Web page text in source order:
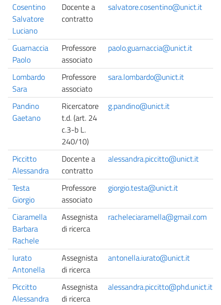
Cosentino
Salvatore
Luciano
Docente a
contratto
salvatore.cosentino@unict.it
Guarnaccia
Paolo
Professore
associato
paolo.guarnaccia@unict.it
Lombardo
Sara
Professore
associato
sara.lombardo@unict.it
Pandino
Gaetano
Ricercatore
t.d. (art. 24
c.3-b L.
240/10)
g.pandino@unict.it
Piccitto
Alessandra
Docente a
contratto
alessandra.piccitto@unict.it
Testa
Giorgio
Professore
associato
giorgio.testa@unict.it
Ciaramella
Barbara
Rachele
Assegnista
di ricerca
racheleciaramella@gmail.com
Iurato
Antonella
Assegnista
di ricerca
antonella.iurato@unict.it
Piccitto
Alessandra
Assegnista
di ricerca
alessandra.piccitto@phd.unict.it